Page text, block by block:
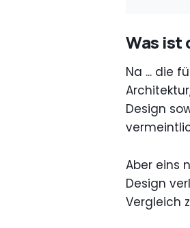
Was ist
Na ... die
Design
Aber eins
Design
Vergleich